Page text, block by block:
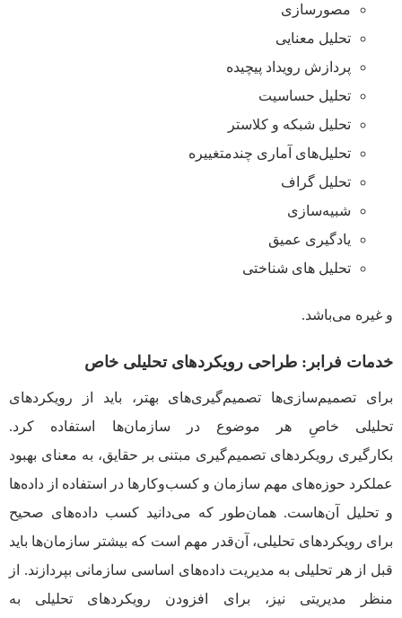
مصورسازی
تحليل معنایی
پردازش رويداد پيچيده
تحليل حساسيت
تحليل شبكه و كلاستر
تحليل‌های آماری چندمتغييره
تحليل گراف
شبيه‌سازی
یادگیری عمیق
تحلیل های شناختی
و غيره می‌باشد.
خدمات فرابر: طراحی رویکردهای تحلیلی خاص
برای تصمیم‌سازی‌ها تصمیم‌گیری‌های بهتر، باید از رویکردهای
تحلیلی خاصِ هر موضوع در سازمان‌ها استفاده کرد.
بکارگیری رویکردهای تصمیم‌گیری مبتنی بر حقایق، به معنای بهبود
عملکرد حوزه‌های مهم سازمان و کسب‌وکارها در استفاده از داده‌ها
و تحلیل آن‌هاست. همان‌طور که می‌دانید کسب داده‌های صحیح
برای رویکردهای تحلیلی، آن‌قدر مهم است که بیشتر سازمان‌ها باید
قبل از هر تحلیلی به مدیریت داده‌های اساسی سازمانی بپردازند. از
منظر مدیریتی نیز، برای افزودن رویکردهای تحلیلی به